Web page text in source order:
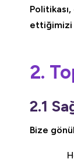
ettiğimizi
2.
2.1
Bize